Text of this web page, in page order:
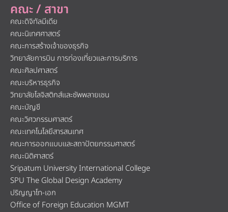
คณะ / สาขา
คณะดิจิทัลมีเดีย
คณะนิเทศศาสตร์
คณะการสร้างเจ้าของธุรกิจ
วิทยาลัยการบิน การท่องเที่ยวและการบริการ
คณะศิลปศาสตร์
คณะบริหารธุรกิจ
วิทยาลัยโลจิสติกส์และซัพพลายเชน
คณะบัญชี
คณะวิศวกรรมศาสตร์
คณะเทคโนโลยีสารสนเทศ
คณะการออกแบบและสถาปัตยกรรมศาสตร์
คณะนิติศาสตร์
Sripatum University International College
SPU The Global Design Academy
ปริญญาโท-เอก
Office of Foreign Education MGMT